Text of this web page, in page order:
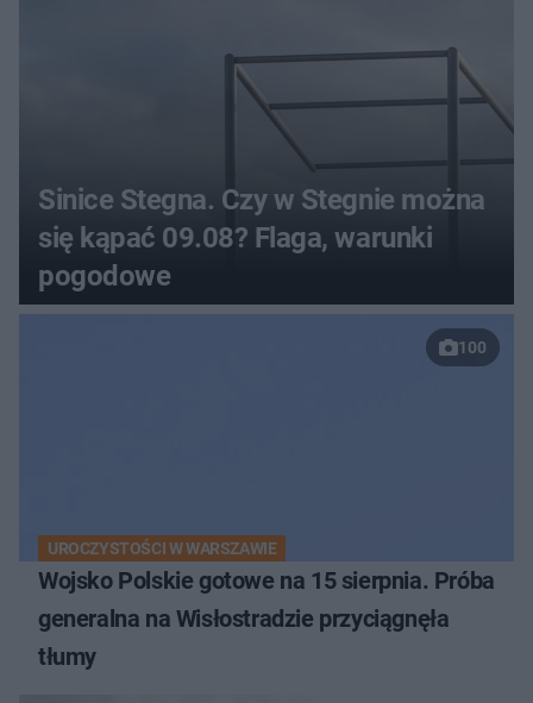
Sinice Stegna. Czy w Stegnie można
się kąpać 09.08? Flaga, warunki
pogodowe
100
UROCZYSTOŚCI W WARSZAWIE
Wojsko Polskie gotowe na 15 sierpnia. Próba
generalna na Wisłostradzie przyciągnęła
tłumy